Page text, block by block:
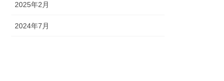
2025年2月
2024年7月